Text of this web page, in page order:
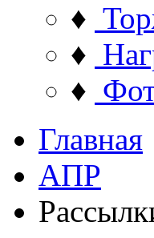
♦
♦
♦
Главная
АПР